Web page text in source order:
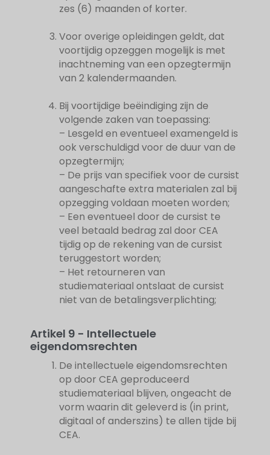
zes (6) maanden of korter.
Voor overige opleidingen geldt, dat
voortijdig opzeggen mogelijk is met
inachtneming van een opzegtermijn
van 2 kalendermaanden.
Bij voortijdige beëindiging zijn de
volgende zaken van toepassing:
– Lesgeld en eventueel examengeld is
ook verschuldigd voor de duur van de
opzegtermijn;
– De prijs van specifiek voor de cursist
aangeschafte extra materialen zal bij
opzegging voldaan moeten worden;
– Een eventueel door de cursist te
veel betaald bedrag zal door CEA
tijdig op de rekening van de cursist
teruggestort worden;
– Het retourneren van
studiemateriaal ontslaat de cursist
niet van de betalingsverplichting;
Artikel 9 - Intellectuele
eigendomsrechten
De intellectuele eigendomsrechten
op door CEA geproduceerd
studiemateriaal blijven, ongeacht de
vorm waarin dit geleverd is (in print,
digitaal of anderszins) te allen tijde bij
CEA.